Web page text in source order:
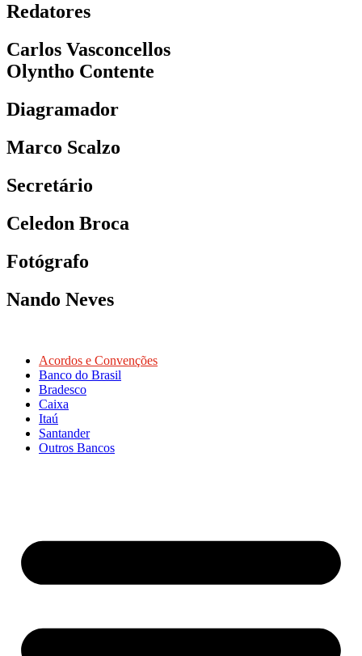
Redatores
Carlos Vasconcellos
Olyntho Contente
Diagramador
Marco Scalzo
Secretário
Celedon Broca
Fotógrafo
Nando Neves
Acordos e Convenções
Banco do Brasil
Bradesco
Caixa
Itaú
Santander
Outros Bancos